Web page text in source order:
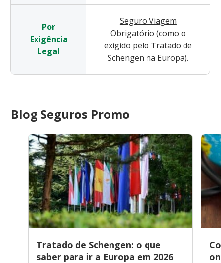
Por
Exigência
Legal
Seguro Viagem
Obrigatório (como o
exigido pelo Tratado de
Schengen na Europa).
Blog Seguros Promo
Tratado de Schengen: o que
saber para ir a Europa em 2026